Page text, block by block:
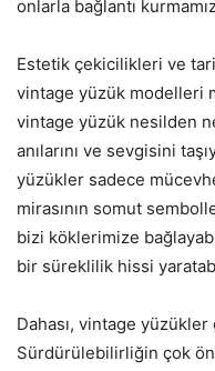
onlarla bağlantı
Estetik çekicilikleri ve
vintage yüzük modelleri
vintage yüzük nesilden
anılarını ve sevgisini
yüzükler sadece
mirasının somut
bizi köklerimize
bir süreklilik hissi
Dahası, vintage
Sürdürülebilirliğin çok